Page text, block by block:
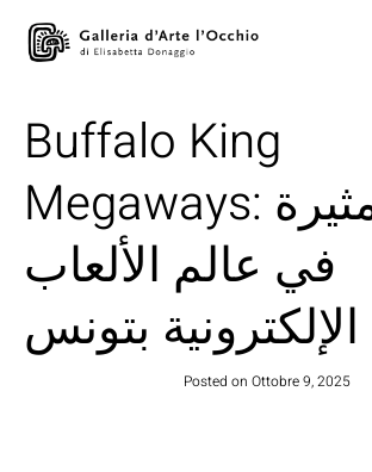
Buffalo King
Megaways: تجربة مثيرة
في عالم الألعاب
الإلكترونية بتونس
Posted on Ottobre 9, 2025